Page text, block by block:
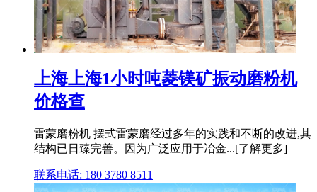
上海上海1小时吨菱镁矿振动磨粉机
价格查
雷蒙磨粉机 摆式雷蒙磨经过多年的实践和不断的改进,其
结构已日臻完善。因为广泛应用于冶金...[了解更多]
联系电话: 180 3780 8511